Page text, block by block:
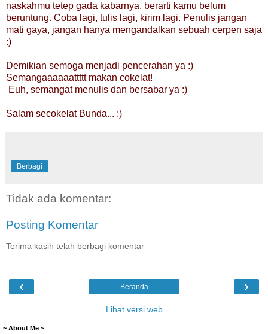
naskahmu tetep gada kabarnya, berarti kamu belum
beruntung. Coba lagi, tulis lagi, kirim lagi. Penulis jangan
mati gaya, jangan hanya mengandalkan sebuah cerpen saja
:)
Demikian semoga menjadi pencerahan ya :)
Semangaaaaaattttt makan cokelat!
Euh, semangat menulis dan bersabar ya :)
Salam secokelat Bunda... :)
Berbagi
Tidak ada komentar:
Posting Komentar
Terima kasih telah berbagi komentar
‹ ›
Beranda
Lihat versi web
~ About Me ~